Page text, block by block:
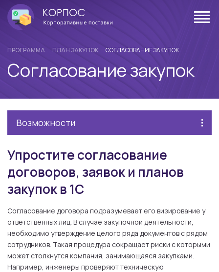
ПРОГРАММА ПЛАН ЗАКУПОК СОГЛАСОВАНИЕ ЗАКУПОК
Согласование закупок
Возможности
Упростите согласование
договоров, заявок и планов
закупок в 1С
Согласование договора подразумевает его визирование у
ответственных лиц. В случае закупочной деятельности,
необходимо утверждение целого ряда документов с рядом
сотрудников. Такая процедура сокращает риски с которыми
может столкнутся компания, занимающаяся закупками.
Например, инженеры проверяют техническую